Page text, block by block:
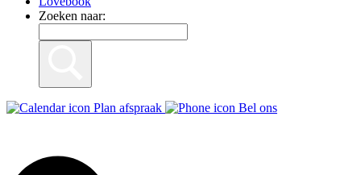
Zoeken naar:
Plan afspraak Bel ons